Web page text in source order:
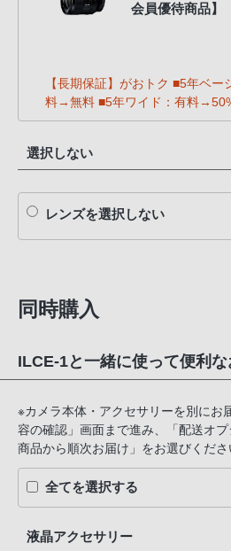
会員優待商品】
【長期保証】がおトク ■5年ベ
料→無料 ■5年ワイド：有料
選択しない
レンズを選択しない
同時購入
ILCE-1と一緒に使って便利
※カメラ本体・アクセサリーを別にお
容の確認」画面まで進み、「配送オ
商品から順次お届け」をお選びくださ
全てを選択する
液晶アクセサリー